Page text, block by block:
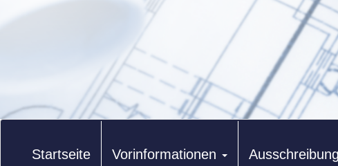
Startseite Vorinformationen